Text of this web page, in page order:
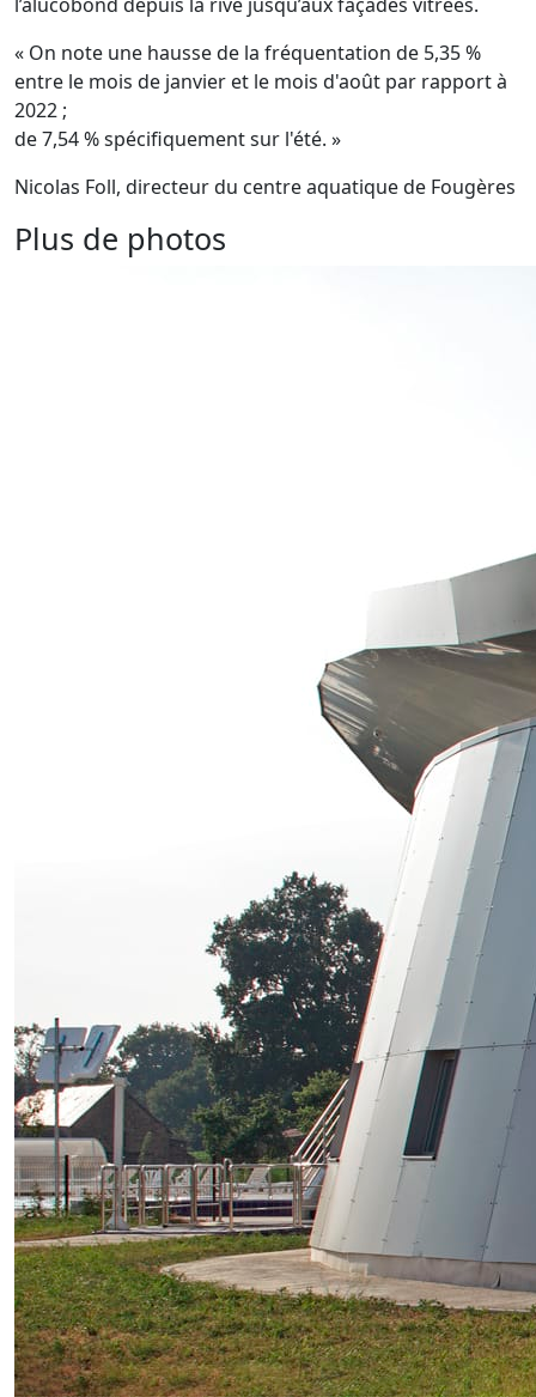
« On note une hausse de la fréquentation de 5,35 %
entre le mois de janvier et le mois d'août par rapport à
2022 ;
de 7,54 % spécifiquement sur l'été. »
Nicolas Foll, directeur du centre aquatique de Fougères
Plus de photos